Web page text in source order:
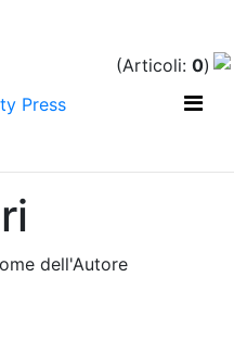
(Articoli: 0)
dell'Autore